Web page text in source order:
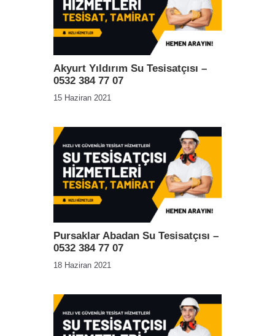
Akyurt Yıldırım Su Tesisatçısı –
0532 384 77 07
15 Haziran 2021
Pursaklar Abadan Su Tesisatçısı –
0532 384 77 07
18 Haziran 2021